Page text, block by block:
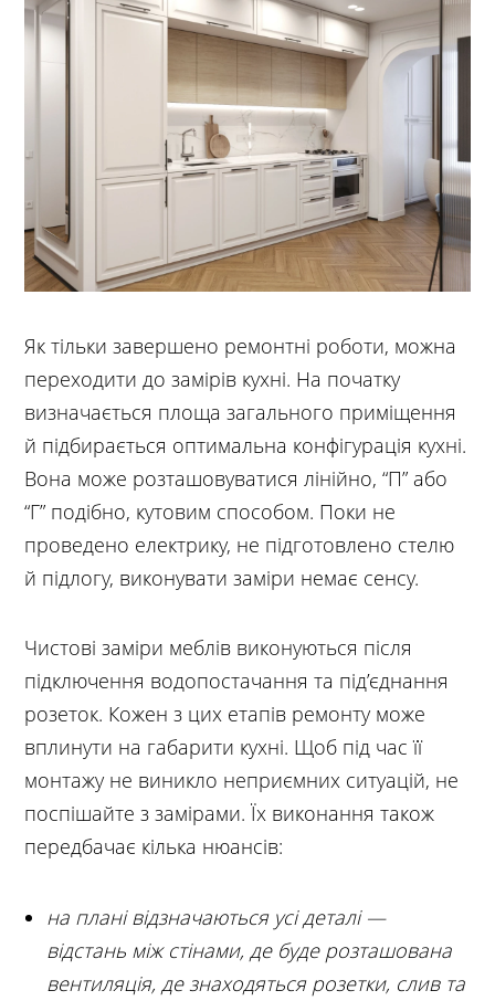
Як тільки завершено ремонтні роботи, можна
переходити до замірів кухні. На початку
визначається площа загального приміщення
й підбирається оптимальна конфігурація кухні.
Вона може розташовуватися лінійно, “П” або
“Г” подібно, кутовим способом. Поки не
проведено електрику, не підготовлено стелю
й підлогу, виконувати заміри немає сенсу.
Чистові заміри меблів виконуються після
підключення водопостачання та під’єднання
розеток. Кожен з цих етапів ремонту може
вплинути на габарити кухні. Щоб під час її
монтажу не виникло неприємних ситуацій, не
поспішайте з замірами. Їх виконання також
передбачає кілька нюансів:
на плані відзначаються усі деталі —
відстань між стінами, де буде розташована
вентиляція, де знаходяться розетки, слив та